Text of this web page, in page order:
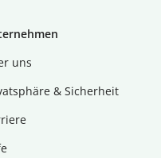
uns
& Sicherheit